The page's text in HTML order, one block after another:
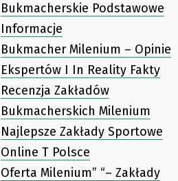
Bukmacherskie Podstawowe
Informacje
Bukmacher Milenium – Opinie
Ekspertów I In Reality Fakty
Recenzja Zakładów
Bukmacherskich Milenium
Najlepsze Zakłady Sportowe
Online T Polsce
Oferta Milenium” “– Zakłady